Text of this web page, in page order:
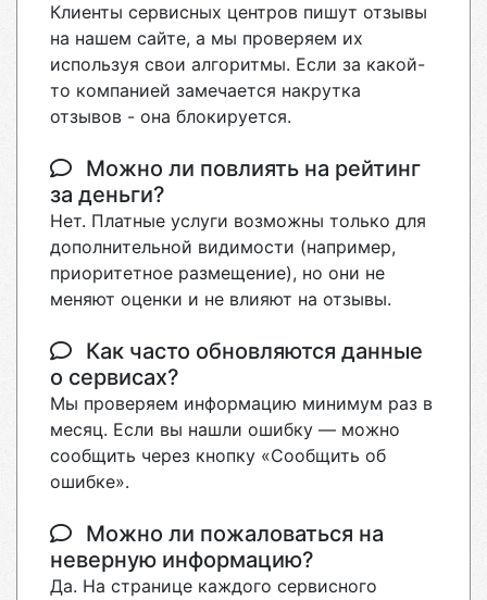
Клиенты сервисных центров пишут отзывы
на нашем сайте, а мы проверяем их
используя свои алгоритмы. Если за какой-
то компанией замечается накрутка
отзывов - она блокируется.
Можно ли повлиять на рейтинг
за деньги?
Нет. Платные услуги возможны только для
дополнительной видимости (например,
приоритетное размещение), но они не
меняют оценки и не влияют на отзывы.
Как часто обновляются данные
о сервисах?
Мы проверяем информацию минимум раз в
месяц. Если вы нашли ошибку — можно
сообщить через кнопку «Сообщить об
ошибке».
Можно ли пожаловаться на
неверную информацию?
Да. На странице каждого сервисного